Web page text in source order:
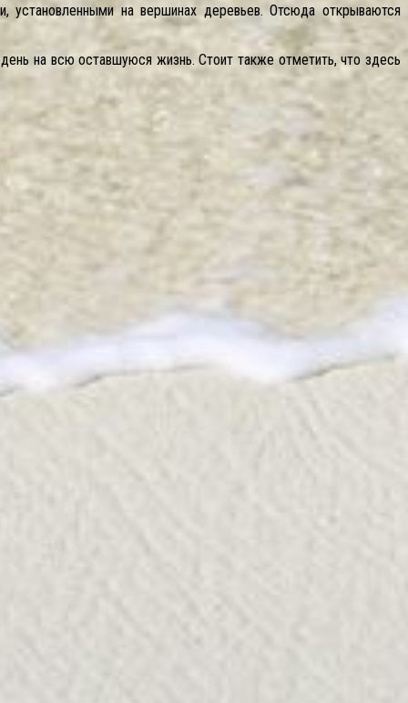
на вершинах деревьев. Отсюда открываются
на всю оставшуюся жизнь. Стоит также отметить, что здесь